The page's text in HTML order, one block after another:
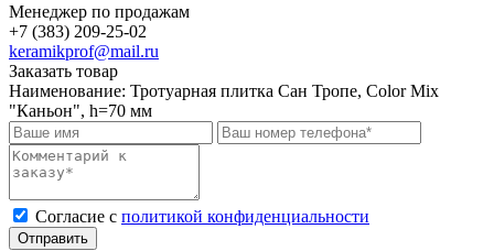
Менеджер по продажам
+7 (383) 209-25-02
keramikprof@mail.ru
Заказать товар
Наименование: Тротуарная плитка Сан Тропе, Color Mix
"Каньон", h=70 мм
Cогласие с политикой конфиденциальности
Отправить